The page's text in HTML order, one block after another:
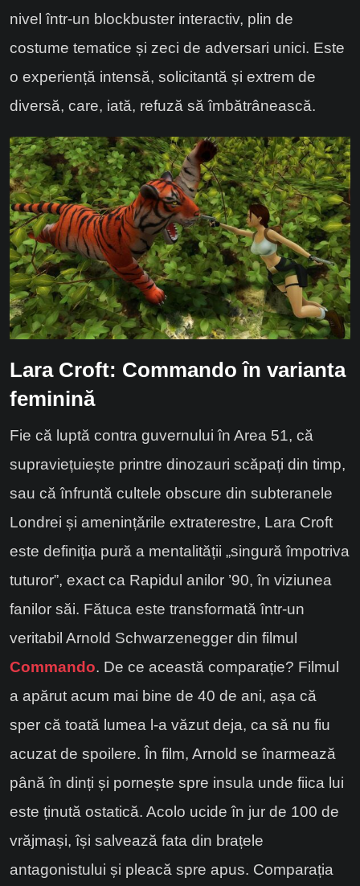
nivel într-un blockbuster interactiv, plin de
costume tematice și zeci de adversari unici. Este
o experiență intensă, solicitantă și extrem de
diversă, care, iată, refuză să îmbătrânească.
Lara Croft: Commando în varianta
feminină
Fie că luptă contra guvernului în Area 51, că
supraviețuiește printre dinozauri scăpați din timp,
sau că înfruntă cultele obscure din subteranele
Londrei și amenințările extraterestre, Lara Croft
este definiția pură a mentalității „singură împotriva
tuturor”, exact ca Rapidul anilor ’90, în viziunea
fanilor săi. Fătuca este transformată într-un
veritabil Arnold Schwarzenegger din filmul
Commando. De ce această comparație? Filmul
a apărut acum mai bine de 40 de ani, așa că
sper că toată lumea l-a văzut deja, ca să nu fiu
acuzat de spoilere. În film, Arnold se înarmează
până în dinți și pornește spre insula unde fiica lui
este ținută ostatică. Acolo ucide în jur de 100 de
vrăjmași, își salvează fata din brațele
antagonistului și pleacă spre apus. Comparația